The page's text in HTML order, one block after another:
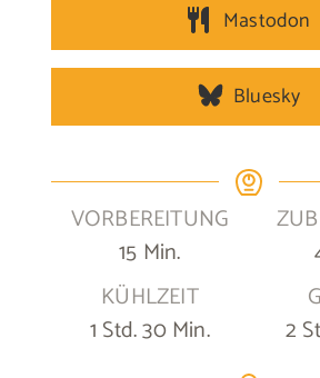
Mastodon
Bluesky
VORBEREITUNG
15Minuten
Min.
KÜHLZEIT
1 Stunde
Std.30Minuten
Min.
2